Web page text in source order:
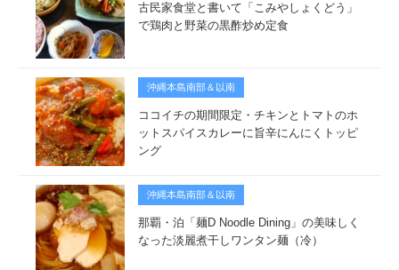
古民家食堂と書いて「こみやしょくどう」
で鶏肉と野菜の黒酢炒め定食
沖縄本島南部＆以南
ココイチの期間限定・チキンとトマトのホ
ットスパイスカレーに旨辛にんにくトッピ
ング
沖縄本島南部＆以南
那覇・泊「麺D Noodle Dining」の美味しく
なった淡麗煮干しワンタン麺（冷）